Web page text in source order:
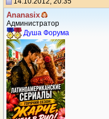
Ananasix
Администратор
Душа Форума